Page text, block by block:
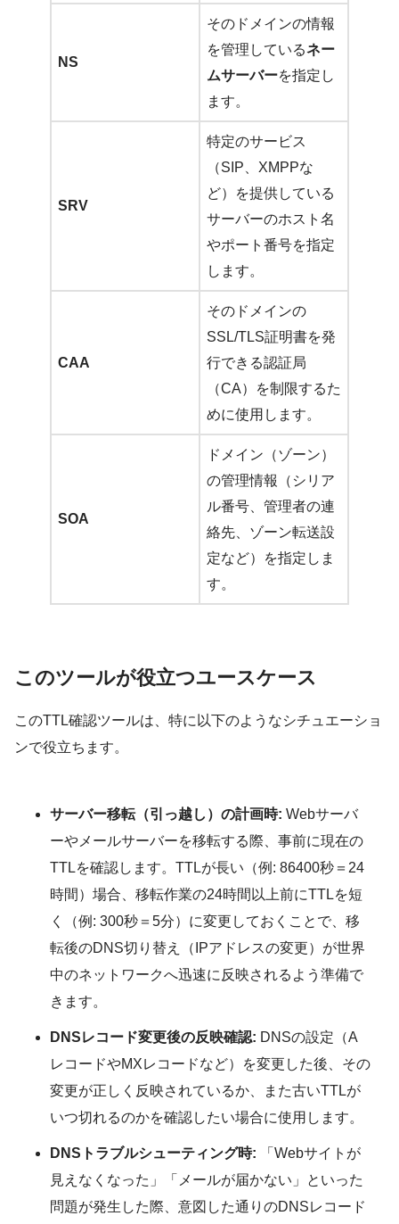
NS
そのドメインの情報
を管理しているネー
ムサーバーを指定し
ます。
SRV
特定のサービス
（SIP、XMPPな
ど）を提供している
サーバーのホスト名
やポート番号を指定
します。
CAA
そのドメインの
SSL/TLS証明書を発
行できる認証局
（CA）を制限するた
めに使用します。
SOA
ドメイン（ゾーン）
の管理情報（シリア
ル番号、管理者の連
絡先、ゾーン転送設
定など）を指定しま
す。
このツールが役立つユースケース
このTTL確認ツールは、特に以下のようなシチュエーショ
ンで役立ちます。
サーバー移転（引っ越し）の計画時: Webサーバ
ーやメールサーバーを移転する際、事前に現在の
TTLを確認します。TTLが長い（例: 86400秒＝24
時間）場合、移転作業の24時間以上前にTTLを短
く（例: 300秒＝5分）に変更しておくことで、移
転後のDNS切り替え（IPアドレスの変更）が世界
中のネットワークへ迅速に反映されるよう準備で
きます。
DNSレコード変更後の反映確認: DNSの設定（A
レコードやMXレコードなど）を変更した後、その
変更が正しく反映されているか、また古いTTLが
いつ切れるのかを確認したい場合に使用します。
DNSトラブルシューティング時: 「Webサイトが
見えなくなった」「メールが届かない」といった
問題が発生した際、意図した通りのDNSレコード